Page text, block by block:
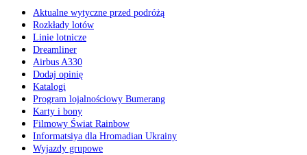
Aktualne wytyczne przed podróżą
Rozkłady lotów
Linie lotnicze
Dreamliner
Airbus A330
Dodaj opinię
Katalogi
Program lojalnościowy Bumerang
Karty i bony
Filmowy Świat Rainbow
Informatsiya dla Hromadian Ukrainy
Wyjazdy grupowe